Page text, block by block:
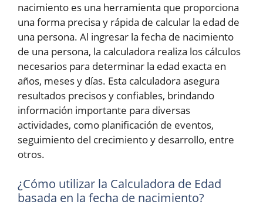
nacimiento es una herramienta que proporciona
una forma precisa y rápida de calcular la edad de
una persona. Al ingresar la fecha de nacimiento
de una persona, la calculadora realiza los cálculos
necesarios para determinar la edad exacta en
años, meses y días. Esta calculadora asegura
resultados precisos y confiables, brindando
información importante para diversas
actividades, como planificación de eventos,
seguimiento del crecimiento y desarrollo, entre
otros.
¿Cómo utilizar la Calculadora de Edad
basada en la fecha de nacimiento?